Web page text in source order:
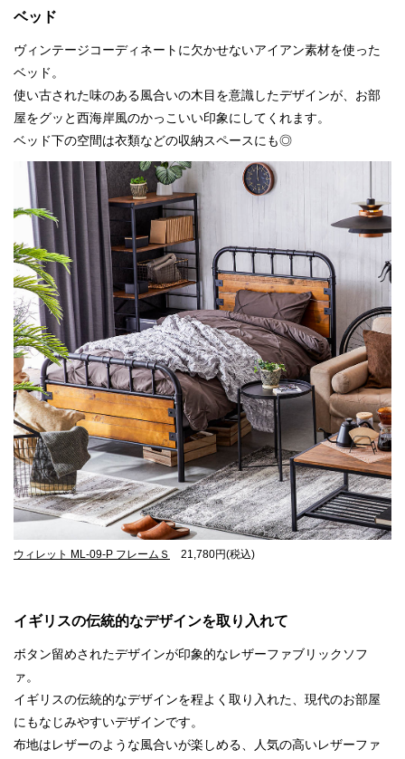
ベッド
ヴィンテージコーディネートに欠かせないアイアン素材を使った
ベッド。
使い古された味のある風合いの木目を意識したデザインが、お部
屋をグッと西海岸風のかっこいい印象にしてくれます。
ベッド下の空間は衣類などの収納スペースにも◎
ウィレット ML-09-P フレームＳ 21,780円(税込)
イギリスの伝統的なデザインを取り入れて
ボタン留めされたデザインが印象的なレザーファブリックソフ
ァ。
イギリスの伝統的なデザインを程よく取り入れた、現代のお部屋
にもなじみやすいデザインです。
布地はレザーのような風合いが楽しめる、人気の高いレザーファ